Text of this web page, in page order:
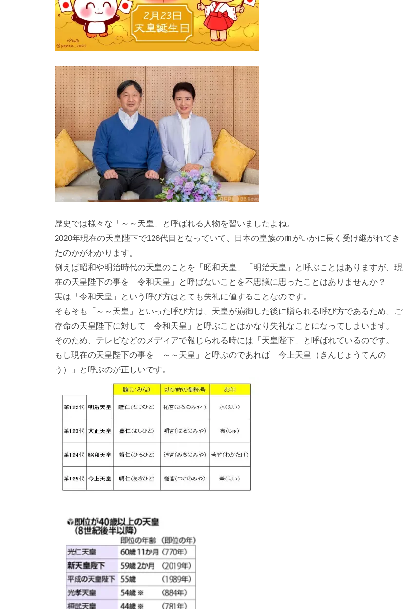
歴史では様々な「～～天皇」と呼ばれる人物を習いましたよね。
2020年現在の天皇陛下で126代目となっていて、日本の皇族の血がいかに長く受け継がれてき
たのかがわかります。
例えば昭和や明治時代の天皇のことを「昭和天皇」「明治天皇」と呼ぶことはありますが、現
在の天皇陛下の事を「令和天皇」と呼ばないことを不思議に思ったことはありませんか？
実は「令和天皇」という呼び方はとても失礼に値することなのです。
そもそも「～～天皇」といった呼び方は、天皇が崩御した後に贈られる呼び方であるため、ご
存命の天皇陛下に対して「令和天皇」と呼ぶことはかなり失礼なことになってしまいます。
そのため、テレビなどのメディアで報じられる時には「天皇陛下」と呼ばれているのです。
もし現在の天皇陛下の事を「～～天皇」と呼ぶのであれば「今上天皇（きんじょうてんの
う）」と呼ぶのが正しいです。